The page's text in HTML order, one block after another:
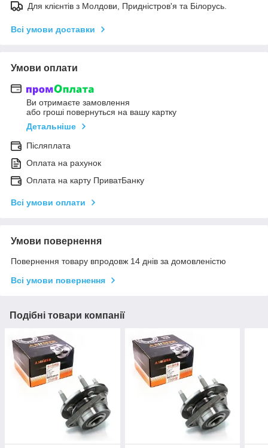
Для клієнтів з Молдови, Придністров'я та Білорусь.
Всі умови доставки
Умови оплати
Ви отримаєте замовлення
або гроші повернуться на вашу картку
Детальніше
Післяплата
Оплата на рахунок
Оплата на карту ПриватБанку
Всі умови оплати
Умови повернення
Повернення товару впродовж 14 днів за домовленістю
Всі умови повернення
Подібні товари компанії